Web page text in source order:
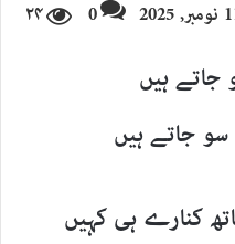
email
0 ۲۴
جاتے ہیں
جاتے ہیں
کنارے ہی کہیں